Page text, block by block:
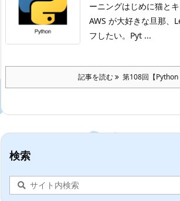
ーニングはじめに猫と
AWS が大好きな旦那、
フしたい。 Pyt ...
記事を読む 第108回【Python
検索